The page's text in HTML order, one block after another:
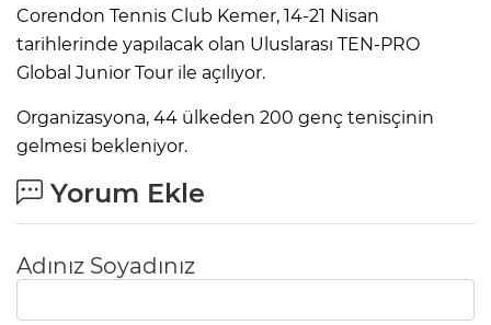
Corendon Tennis Club Kemer, 14-21 Nisan
tarihlerinde yapılacak olan Uluslarası TEN-PRO
Global Junior Tour ile açılıyor.
Organizasyona, 44 ülkeden 200 genç tenisçinin
gelmesi bekleniyor.
Yorum Ekle
Adınız Soyadınız